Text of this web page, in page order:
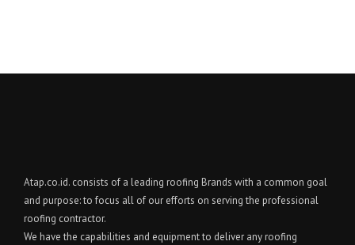
Atap.co.id. consists of a leading roofing Brands with a common goal
and purpose: to focus all of our efforts on serving the professional
roofing contractor.
We have the capabilities and equipment to deliver any roofing